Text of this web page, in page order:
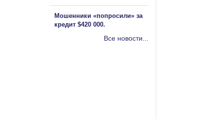
Мошенники «попросили» за
кредит $420 000.
Все новости...